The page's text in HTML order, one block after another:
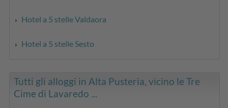
Hotel a 5 stelle Valdaora
Hotel a 5 stelle Sesto
Tutti gli alloggi in Alta Pusteria, vicino le Tre
Cime di Lavaredo ...